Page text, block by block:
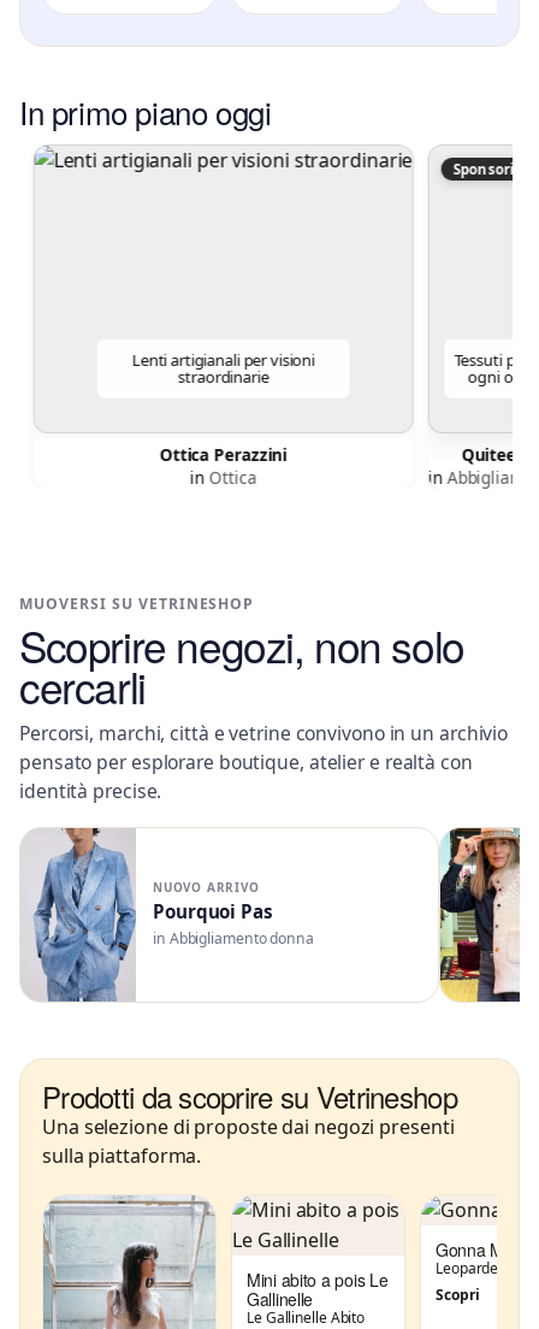
In primo piano oggi
Lenti artigianali per visioni
straordinarie
Ottica Perazzini
in Ottica
in
MUOVERSI SU VETRINESHOP
Scoprire negozi, non solo
cercarli
Percorsi, marchi, città e vetrine convivono in un archivio
pensato per esplorare boutique, atelier e realtà con
identità precise.
NUOVO ARRIVO
Pourquoi Pas
in Abbigliamento donna
Prodotti da scoprire su Vetrineshop
Una selezione di proposte dai negozi presenti
sulla piattaforma.
Mini abito a pois Le
Gallinelle
Le Gallinelle Abito
Gonna
Leopardessa
Scopri